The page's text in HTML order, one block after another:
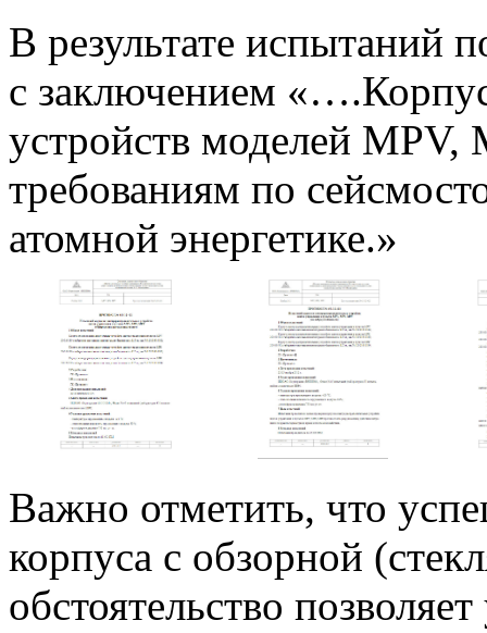
В результате испытаний
с заключением
устройств моделей МРV,
требованиям по
атомной энергетике.»
Важно отметить, что
корпуса с обзорной
обстоятельство